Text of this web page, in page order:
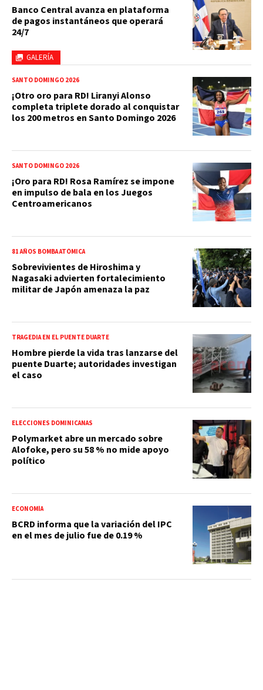
GALERÍA
Banco Central avanza en plataforma
de pagos instantáneos que operará
24/7
SANTO DOMINGO 2026
¡Otro oro para RD! Liranyi Alonso
completa triplete dorado al conquistar
los 200 metros en Santo Domingo 2026
SANTO DOMINGO 2026
¡Oro para RD! Rosa Ramírez se impone
en impulso de bala en los Juegos
Centroamericanos
81 AÑOS BOMBA ATÓMICA
Sobrevivientes de Hiroshima y
Nagasaki advierten fortalecimiento
militar de Japón amenaza la paz
TRAGEDIA EN EL PUENTE DUARTE
Hombre pierde la vida tras lanzarse del
puente Duarte; autoridades investigan
el caso
ELECCIONES DOMINICANAS
Polymarket abre un mercado sobre
Alofoke, pero su 58 % no mide apoyo
político
ECONOMÍA
BCRD informa que la variación del IPC
en el mes de julio fue de 0.19 %